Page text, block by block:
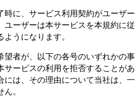
時に、サービス利用契約がユーザー
ユーザーは本サービスを本規約に従
うになります。
望者が、以下の各号のいずれかの事
サービスの利用を拒否することがあ
には、その理由について当社は、一
。